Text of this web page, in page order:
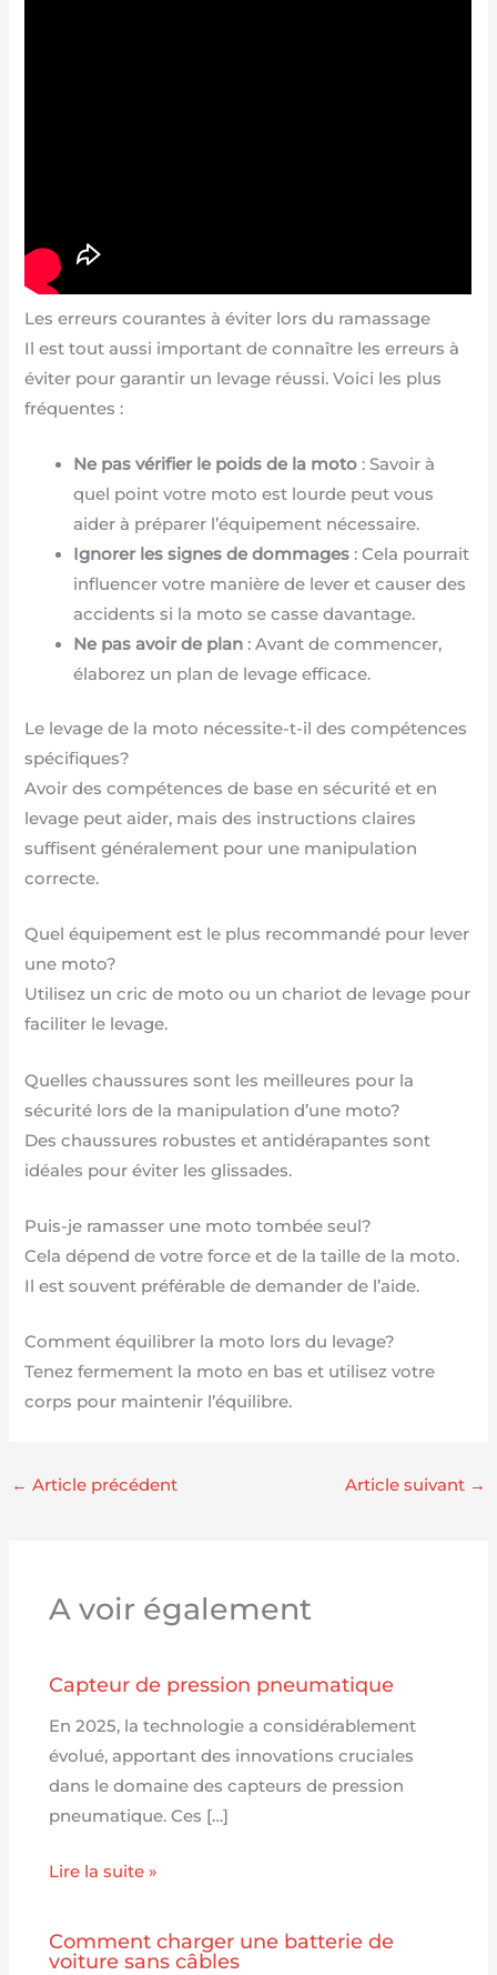
Les erreurs courantes à éviter lors du ramassage
Il est tout aussi important de connaître les erreurs à
éviter pour garantir un levage réussi. Voici les plus
fréquentes :
Ne pas vérifier le poids de la moto : Savoir à
quel point votre moto est lourde peut vous
aider à préparer l’équipement nécessaire.
Ignorer les signes de dommages : Cela pourrait
influencer votre manière de lever et causer des
accidents si la moto se casse davantage.
Ne pas avoir de plan : Avant de commencer,
élaborez un plan de levage efficace.
Le levage de la moto nécessite-t-il des compétences
spécifiques?
Avoir des compétences de base en sécurité et en
levage peut aider, mais des instructions claires
suffisent généralement pour une manipulation
correcte.
Quel équipement est le plus recommandé pour lever
une moto?
Utilisez un cric de moto ou un chariot de levage pour
faciliter le levage.
Quelles chaussures sont les meilleures pour la
sécurité lors de la manipulation d’une moto?
Des chaussures robustes et antidérapantes sont
idéales pour éviter les glissades.
Puis-je ramasser une moto tombée seul?
Cela dépend de votre force et de la taille de la moto.
Il est souvent préférable de demander de l’aide.
Comment équilibrer la moto lors du levage?
Tenez fermement la moto en bas et utilisez votre
corps pour maintenir l’équilibre.
← Article précédent Article suivant →
A voir également
Capteur de pression pneumatique
En 2025, la technologie a considérablement
évolué, apportant des innovations cruciales
dans le domaine des capteurs de pression
pneumatique. Ces […]
Lire la suite »
Comment charger une batterie de
voiture sans câbles